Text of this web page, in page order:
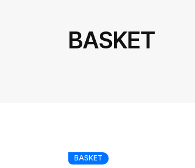
BASKET
BASKET